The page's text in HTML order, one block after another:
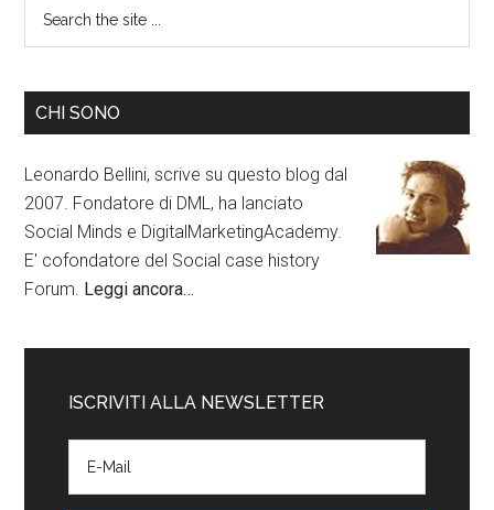
CHI SONO
Leonardo Bellini, scrive su questo blog dal
2007. Fondatore di DML, ha lanciato
Social Minds e DigitalMarketingAcademy.
E' cofondatore del Social case history
Forum. Leggi ancora…
ISCRIVITI ALLA NEWSLETTER